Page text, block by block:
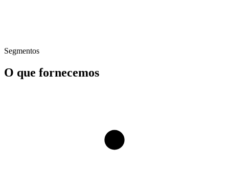
Segmentos
O que fornecemos